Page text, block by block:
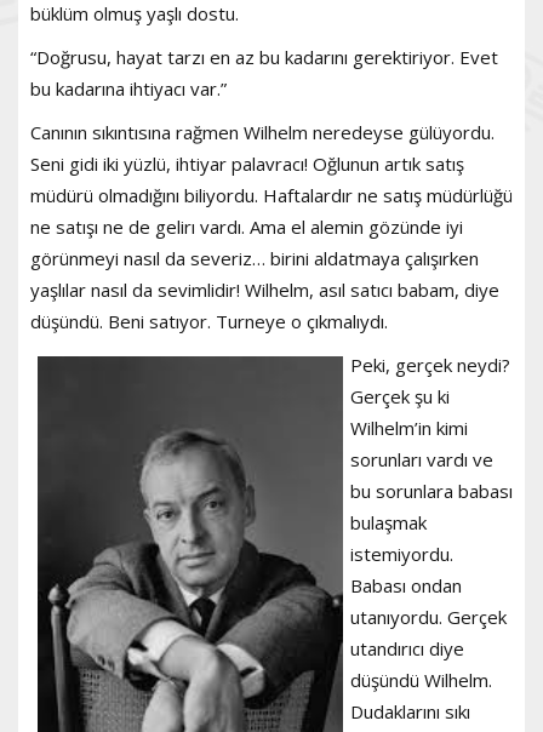
büklüm olmuş yaşlı dostu.
“Doğrusu, hayat tarzı en az bu kadarını gerektiriyor. Evet
bu kadarına ihtiyacı var.”
Canının sıkıntısına rağmen Wilhelm neredeyse gülüyordu.
Seni gidi iki yüzlü, ihtiyar palavracı! Oğlunun artık satış
müdürü olmadığını biliyordu. Haftalardır ne satış müdürlüğü
ne satışı ne de gelirı vardı. Ama el alemin gözünde iyi
görünmeyi nasıl da severiz… birini aldatmaya çalışırken
yaşlılar nasıl da sevimlidir! Wilhelm, asıl satıcı babam, diye
düşündü. Beni satıyor. Turneye o çıkmalıydı.
Peki, gerçek neydi?
Gerçek şu ki
Wilhelm’in kimi
sorunları vardı ve
bu sorunlara babası
bulaşmak
istemiyordu.
Babası ondan
utanıyordu. Gerçek
utandırıcı diye
düşündü Wilhelm.
Dudaklarını sıkı